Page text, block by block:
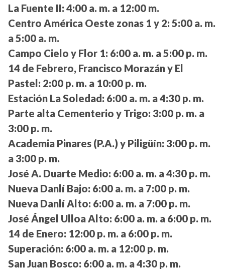
La Fuente II: 4:00 a. m. a 12:00 m.
Centro América Oeste zonas 1 y 2: 5:00 a. m.
a 5:00 a. m.
Campo Cielo y Flor 1: 6:00 a. m. a 5:00 p. m.
14 de Febrero, Francisco Morazán y El
Pastel: 2:00 p. m. a 10:00 p. m.
Estación La Soledad: 6:00 a. m. a 4:30 p. m.
Parte alta Cementerio y Trigo: 3:00 p. m. a
3:00 p. m.
Academia Pinares (P.A.) y Piligüín: 3:00 p. m.
a 3:00 p. m.
José A. Duarte Medio: 6:00 a. m. a 4:30 p. m.
Nueva Danlí Bajo: 6:00 a. m. a 7:00 p. m.
Nueva Danlí Alto: 6:00 a. m. a 7:00 p. m.
José Ángel Ulloa Alto: 6:00 a. m. a 6:00 p. m.
14 de Enero: 12:00 p. m. a 6:00 p. m.
Superación: 6:00 a. m. a 12:00 p. m.
San Juan Bosco: 6:00 a. m. a 4:30 p. m.